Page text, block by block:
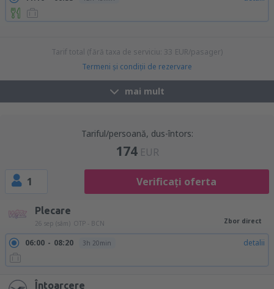
Tarif total (fără taxa de serviciu: 33 EUR/pasager)
Termeni şi condiţii de rezervare
mai mult
Tariful/persoană, dus-întors:
174 EUR
1 Verificați oferta
Plecare
26 sep (sâm) OTP - BCN Zbor direct
06:00 08:20 3h 20min detalii
Întoarcere